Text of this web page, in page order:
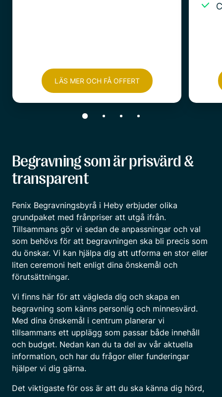
LÄS MER OCH FÅ OFFERT
Begravning som är prisvärd &
transparent
Fenix Begravningsbyrå i Heby erbjuder olika
grundpaket med frånpriser att utgå ifrån.
Tillsammans gör vi sedan de anpassningar och val
som behövs för att begravningen ska bli precis som
du önskar. Vi kan hjälpa dig att utforma en stor eller
liten ceremoni helt enligt dina önskemål och
förutsättningar.
Vi finns här för att vägleda dig och skapa en
begravning som känns personlig och minnesvärd.
Med dina önskemål i centrum planerar vi
tillsammans ett upplägg som passar både innehåll
och budget. Nedan kan du ta del av vår aktuella
information, och har du frågor eller funderingar
hjälper vi dig gärna.
Det viktigaste för oss är att du ska känna dig hörd,